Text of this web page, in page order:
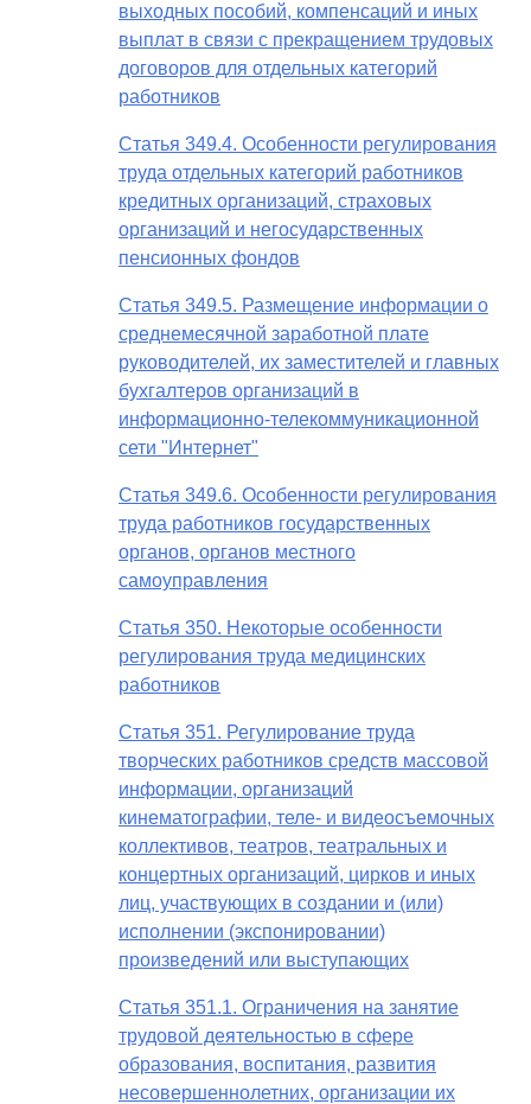
выходных пособий, компенсаций и иных
выплат в связи с прекращением трудовых
договоров для отдельных категорий
работников
Статья 349.4. Особенности регулирования
труда отдельных категорий работников
кредитных организаций, страховых
организаций и негосударственных
пенсионных фондов
Статья 349.5. Размещение информации о
среднемесячной заработной плате
руководителей, их заместителей и главных
бухгалтеров организаций в
информационно-телекоммуникационной
сети "Интернет"
Статья 349.6. Особенности регулирования
труда работников государственных
органов, органов местного
самоуправления
Статья 350. Некоторые особенности
регулирования труда медицинских
работников
Статья 351. Регулирование труда
творческих работников средств массовой
информации, организаций
кинематографии, теле- и видеосъемочных
коллективов, театров, театральных и
концертных организаций, цирков и иных
лиц, участвующих в создании и (или)
исполнении (экспонировании)
произведений или выступающих
Статья 351.1. Ограничения на занятие
трудовой деятельностью в сфере
образования, воспитания, развития
несовершеннолетних, организации их